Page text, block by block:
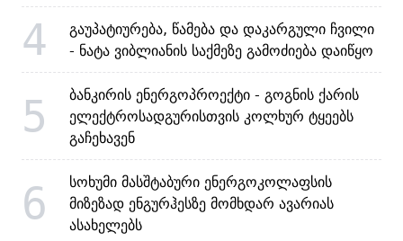
4
გაუპატიურება, წამება და დაკარგული ჩვილი
- ნატა ვიბლიანის საქმეზე გამოძიება დაიწყო
5
ბანკირის ენერგოპროექტი - გოგნის ქარის
ელექტროსადგურისთვის კოლხურ ტყეებს
გაჩეხავენ
6
სოხუმი მასშტაბური ენერგოკოლაფსის
მიზეზად ენგურჰესზე მომხდარ ავარიას
ასახელებს